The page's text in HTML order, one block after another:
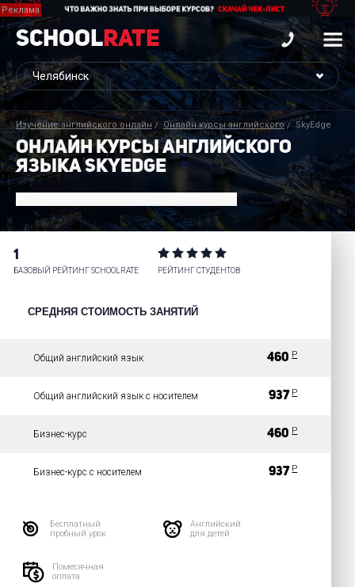
School Rate
Изучение английского онлайн Онлайн курсы английского SkyEdge
ОНЛАЙН КУРСЫ АНГЛИЙСКОГО
ЯЗЫКА SKYEDGE
1
БАЗОВЫЙ РЕЙТИНГ SCHOOLRATE РЕЙТИНГ СТУДЕНТОВ
СРЕДНЯЯ СТОИМОСТЬ ЗАНЯТИЙ
Общий английский язык 460 P
Общий английский язык с носителем 937 P
Бизнес-курс 460 P
Бизнес-курс с носителем 937 P
Бесплатный
пробный урок
Английский
для детей
Помесячная
оплата